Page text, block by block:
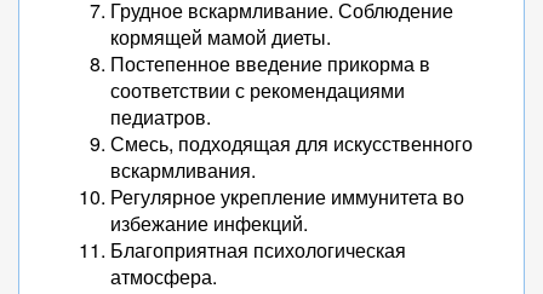
Грудное вскармливание. Соблюдение
кормящей мамой диеты.
Постепенное введение прикорма в
соответствии с рекомендациями
педиатров.
Смесь, подходящая для искусственного
вскармливания.
Регулярное укрепление иммунитета во
избежание инфекций.
Благоприятная психологическая
атмосфера.